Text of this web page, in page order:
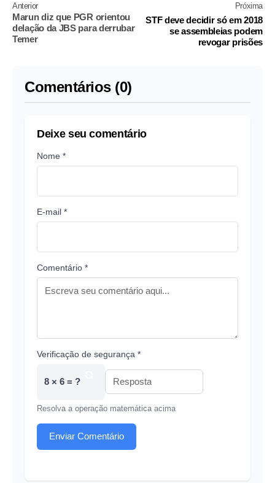
Anterior
Marun diz que PGR orientou
delação da JBS para derrubar
Temer
Próxima
STF deve decidir só em 2018
se assembleias podem
revogar prisões
Comentários (0)
Deixe seu comentário
Nome *
E-mail *
Comentário *
Verificação de segurança *
8 × 6 = ?
Resolva a operação matemática acima
Enviar Comentário